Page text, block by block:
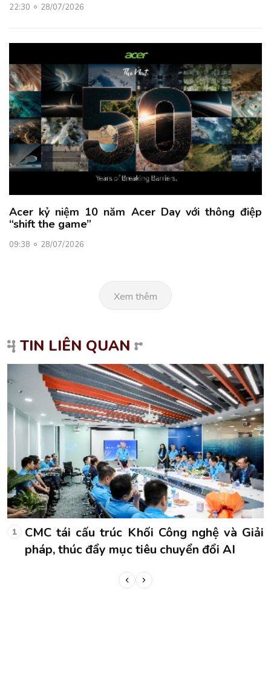
22:30 28/07/2026
Acer kỷ niệm 10 năm Acer Day với thông điệp
“shift the game”
09:38 28/07/2026
Xem thêm
TIN LIÊN QUAN
1
CMC tái cấu trúc Khối Công nghệ và Giải
pháp, thúc đẩy mục tiêu chuyển đổi AI